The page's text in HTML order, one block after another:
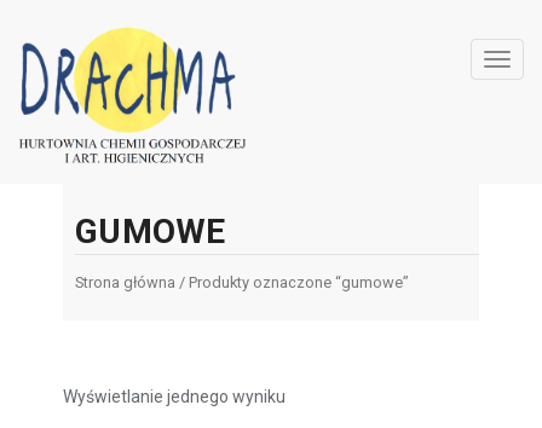
GUMOWE
Strona główna / Produkty oznaczone “gumowe”
Wyświetlanie jednego wyniku